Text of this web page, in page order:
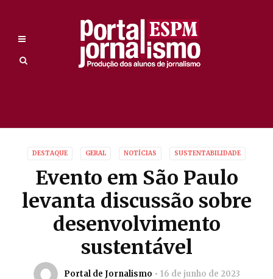
DESTAQUE GERAL NOTÍCIAS SUSTENTABILIDADE
Evento em São Paulo
levanta discussão sobre
desenvolvimento
sustentável
Portal de Jornalismo 16 de junho de 2023